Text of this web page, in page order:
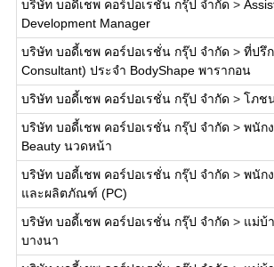
บริษัท บอดี้เชพ คอร์ปอเรชั่น กรุ๊ป จำกัด >
Development Manager
บริษัท บอดี้เชพ คอร์ปอเรชั่น กรุ๊ป จำกัด > ที่ปรึ
Consultant) ประจำ BodyShape พารากอน
บริษัท บอดี้เชพ คอร์ปอเรชั่น กรุ๊ป จำกัด > โภช
บริษัท บอดี้เชพ คอร์ปอเรชั่น กรุ๊ป จำกัด > พนัก
Beauty นวดหน้า
บริษัท บอดี้เชพ คอร์ปอเรชั่น กรุ๊ป จำกัด > พนัก
และผลิตภัณฑ์ (PC)
บริษัท บอดี้เชพ คอร์ปอเรชั่น กรุ๊ป จำกัด > แม่บ้
บางนา